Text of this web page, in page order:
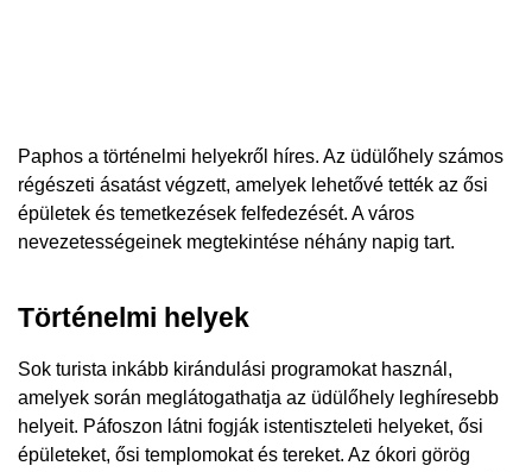
Paphos a történelmi helyekről híres. Az üdülőhely számos
régészeti ásatást végzett, amelyek lehetővé tették az ősi
épületek és temetkezések felfedezését. A város
nevezetességeinek megtekintése néhány napig tart.
Történelmi helyek
Sok turista inkább kirándulási programokat használ,
amelyek során meglátogathatja az üdülőhely leghíresebb
helyeit. Páfoszon látni fogják istentiszteleti helyeket, ősi
épületeket, ősi templomokat és tereket. Az ókori görög